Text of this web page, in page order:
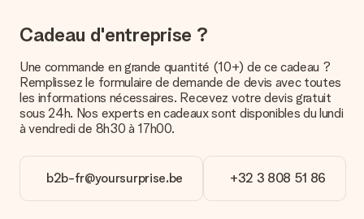
cas de paiement par virement bancaire.
Réception du cadeau
Que puis-je faire si le cadeau ne me convient pas tout à
fait ?
Nous déplorons le fait que votre cadeau ne vous plaise pas.
Vous pouvez dans ce cas contacter notre service client qui
La facture est-elle envoyée avec le cadeau ?
Nous n’envoyons pas de facture avec le cadeau. Nous vous
Cadeau d'entreprise ?
Une commande en grande quantité (10+) de ce cadeau ?
Remplissez le formulaire de demande de devis avec toutes
les informations nécessaires. Recevez votre devis gratuit
sous 24h. Nos experts en cadeaux sont disponibles du lundi
à vendredi de 8h30 à 17h00.
b2b-fr@yoursurprise.be +32 3 808 51 86